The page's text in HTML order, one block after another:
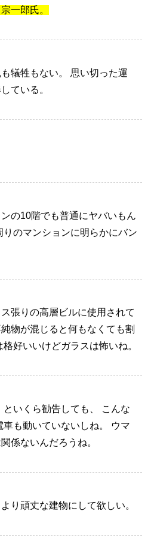
一郎氏。
犠牲もない。
思い切った運
ている。
の10階でも普通にヤバいもん
りのマンションに明らかにバン
張りの高層ビルに使用されて
物が混じると何もなくても割
格好いいけどガラスは怖いね。
といくら勧告しても、
こんな
車も動いていないしね。
ウマ
係ないんだろうね。
り頑丈な建物にして欲しい。